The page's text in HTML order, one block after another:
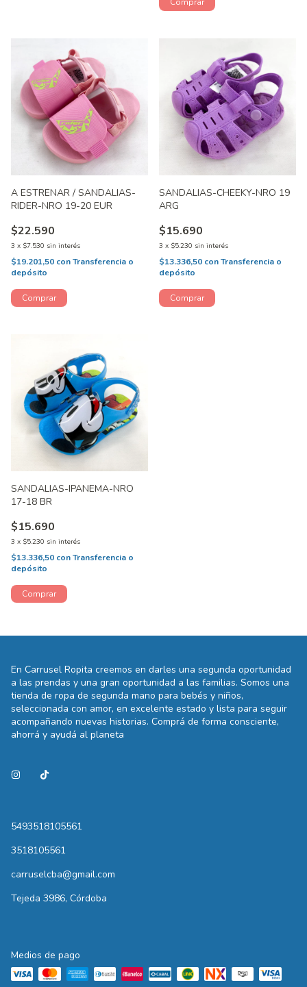
A ESTRENAR / SANDALIAS-
RIDER-NRO 19-20 EUR
$22.590
3 x $7.530 sin interés
$19.201,50 conTransferencia o
depósito
SANDALIAS-CHEEKY-NRO 19
ARG
$15.690
3 x $5.230 sin interés
$13.336,50 conTransferencia o
depósito
SANDALIAS-IPANEMA-NRO
17-18 BR
$15.690
3 x $5.230 sin interés
$13.336,50 conTransferencia o
depósito
En Carrusel Ropita creemos en darles una segunda oportunidad
a las prendas y una gran oportunidad a las familias. Somos una
tienda de ropa de segunda mano para bebés y niños,
seleccionada con amor, en excelente estado y lista para seguir
acompañando nuevas historias. Comprá de forma consciente,
ahorrá y ayudá al planeta
5493518105561
3518105561
carruselcba@gmail.com
Tejeda 3986, Córdoba
Medios de pago